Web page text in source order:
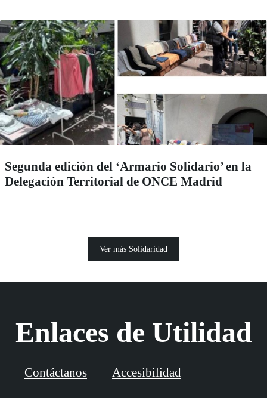
Segunda edición del ‘Armario Solidario’ en la
Delegación Territorial de ONCE Madrid
Ver más Solidaridad
Enlaces de Utilidad
Contáctanos Accesibilidad